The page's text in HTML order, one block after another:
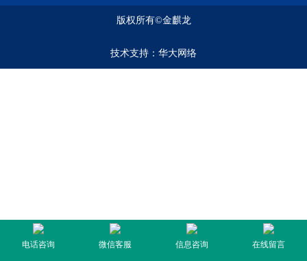
版权所有©金麒龙
技术支持： 华大网络
电话咨询 微信客服 信息咨询 在线留言